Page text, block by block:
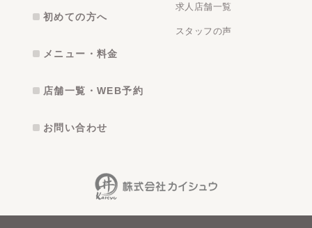
初めての方へ
メニュー・料金
店舗一覧・WEB予約
お問い合わせ
求人店舗一覧
スタッフの声